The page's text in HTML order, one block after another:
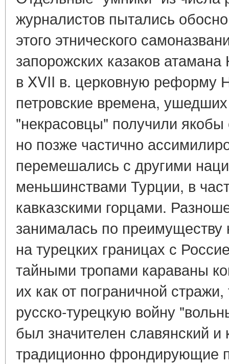
журналистов пытались
этого этнического
запорожских казаков
в XVII в. церковную реформу
петровские времена,
"некрасовцы" получили якобы
но позже частично
перемешались с другими
меньшинствами Турции, в
кавказскими горцами.
занималась по преимуществу
на турецких границах с
тайными тропами караваны
их как от пограничной
русско-турецкую войну
был значителен славянский и
традиционно фрондирующие